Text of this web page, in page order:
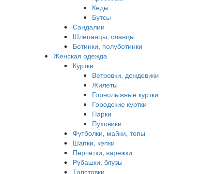
Кеды
Бутсы
Сандалии
Шлепанцы, сланцы
Ботинки, полуботинки
Женская одежда
Куртки
Ветровки, дождевики
Жилеты
Горнолыжные куртки
Городские куртки
Парки
Пуховики
Футболки, майки, топы
Шапки, кепки
Перчатки, варежки
Рубашки, блузы
Толстовки